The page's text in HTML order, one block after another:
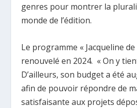
genres pour montrer la
monde de l’édition.
Le programme « Jacqueline
renouvelé en 2024. « On y
D’ailleurs, son budget a été
afin de pouvoir répondre de
satisfaisante aux projets